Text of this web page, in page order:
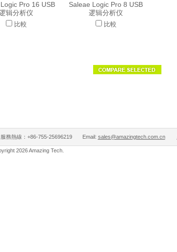
Pro 16 USB
辑分析仪
比較
Saleae Logic Pro 8 USB
逻辑分析仪
比較
755-25696219 Email: sales@amazingtech.com.cn
2026 Amazing Tech.